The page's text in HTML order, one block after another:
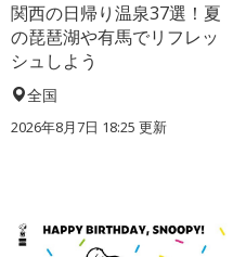
関西の日帰り温泉37選！夏
の琵琶湖や有馬でリフレッ
シュしよう
全国
2026年8月7日 18:25 更新